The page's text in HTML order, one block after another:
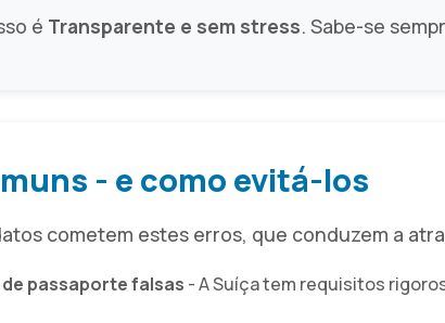
é Transparente e sem stress. Sabe-se
- e como evitá-los
cometem estes erros, que conduzem a
passaporte falsas - A Suíça tem requisitos